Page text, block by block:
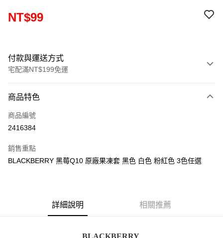
NT$99
付款與運送方式
宅配滿NT$199免運
信用卡一次付款
LINE Pay
悠遊付
便利帶 2~3工作天(國定假日無配送)
商品特色
商品編號
2416384
銷售重點
BLACKBERRY 黑莓Q10 原廠果凍套 黑色 白色 粉紅色 3色任選
詳細說明 相關推薦
BLACKBERRY